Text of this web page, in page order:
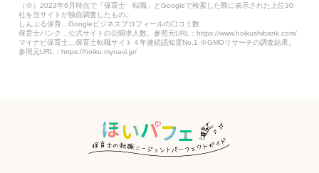
（※）2023年6月時点で「保育士 転職」とGoogleで検索した際に表示された上位30
社を当サイトが独自調査したもの。
しんぷる保育…Googleビジネスプロフィールの口コミ数
保育士バンク…公式サイトの公開求人数。参照元URL：https://www.hoikushibank.com/
マイナビ保育士…保育士転職サイト４年連続認知度No.1 ※GMOリサーチの調査結果。
参照元URL：https://hoiku.mynavi.jp/